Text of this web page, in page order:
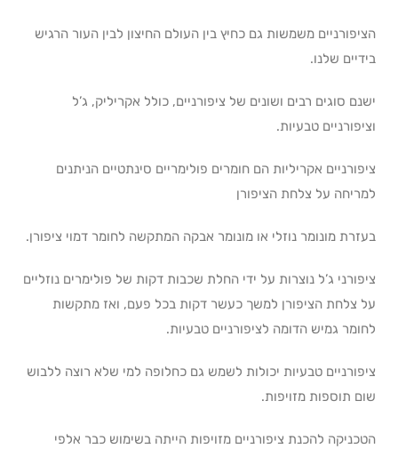
הציפורניים משמשות גם כחיץ בין העולם החיצון לבין העור הרגיש
בידיים שלנו.
ישנם סוגים רבים ושונים של ציפורניים, כולל אקריליק, ג’ל
וציפורניים טבעיות.
ציפורניים אקריליות הם חומרים פולימריים סינתטיים הניתנים
למריחה על צלחת הציפורן
בעזרת מונומר נוזלי או מונומר אבקה המתקשה לחומר דמוי ציפורן.
ציפורני ג’ל נוצרות על ידי החלת שכבות דקות של פולימרים נוזליים
על צלחת הציפורן למשך כעשר דקות בכל פעם, ואז מתקשות
לחומר גמיש הדומה לציפורניים טבעיות.
ציפורניים טבעיות יכולות לשמש גם כחלופה למי שלא רוצה ללבוש
שום תוספות מזויפות.
הטכניקה להכנת ציפורניים מזויפות הייתה בשימוש כבר אלפי